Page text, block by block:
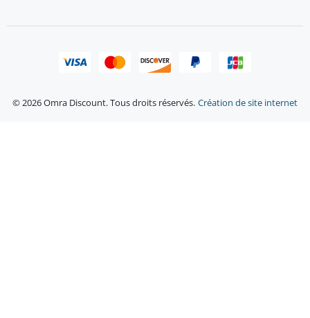
© 2026 Omra Discount. Tous droits réservés. Création de site internet